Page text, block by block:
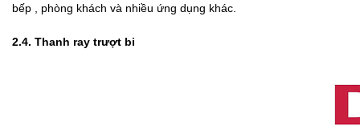
bếp , phòng khách và nhiều ứng dụng khác.
2.4. Thanh ray trượt bi